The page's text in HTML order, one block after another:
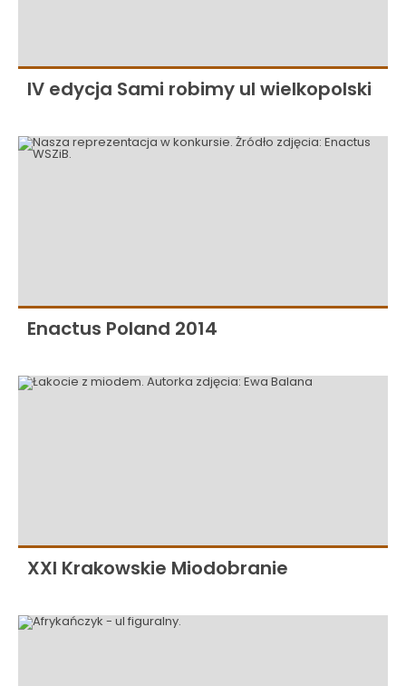
IV edycja Sami robimy ul wielkopolski
Enactus Poland 2014
XXI Krakowskie Miodobranie